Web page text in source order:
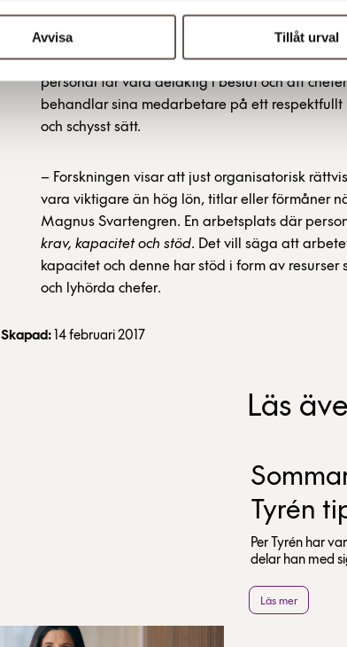
Avvisa Tillåt urval
utmärkande hos långtidsfriska arbetsplatser:
de är
. Det innebär att
resurser fördelas på ett rättvist sätt, att berörd
personal får vara delaktig i beslut och att
behandlar sina medarbetare på ett respektfullt
och schysst sätt.
– Forskningen visar att just organisatorisk
vara viktigare än hög lön, titlar eller förmåner
Magnus Svartengren. En arbetsplats där
krav, kapacitet och stöd. Det vill säga att
kapacitet och denne har stöd i form av
och lyhörda chefer.
Skapad: 14 februari 2017
Läs
Tyrén
Per Tyrén har
delar han med
Läs mer